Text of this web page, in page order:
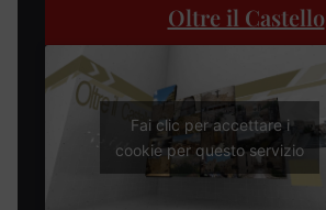
Oltre il Castello
Fai clic per accettare i
cookie per questo servizio